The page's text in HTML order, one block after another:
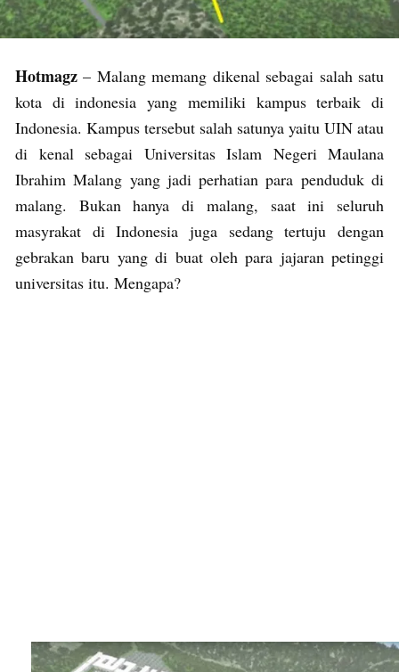
Hotmagz – Malang memang dikenal sebagai salah satu
kota di indonesia yang memiliki kampus terbaik di
Indonesia. Kampus tersebut salah satunya yaitu UIN atau
di kenal sebagai Universitas Islam Negeri Maulana
Ibrahim Malang yang jadi perhatian para penduduk di
malang. Bukan hanya di malang, saat ini seluruh
masyrakat di Indonesia juga sedang tertuju dengan
gebrakan baru yang di buat oleh para jajaran petinggi
universitas itu. Mengapa?